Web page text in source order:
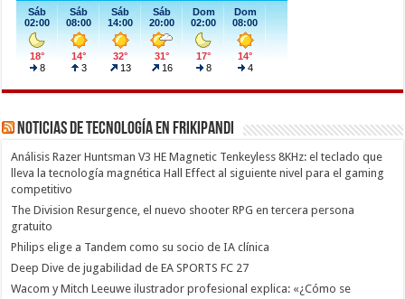
Noticias de Tecnología en Frikipandi
Análisis Razer Huntsman V3 HE Magnetic Tenkeyless 8KHz: el teclado que
lleva la tecnología magnética Hall Effect al siguiente nivel para el gaming
competitivo
The Division Resurgence, el nuevo shooter RPG en tercera persona
gratuito
Philips elige a Tandem como su socio de IA clínica
Deep Dive de jugabilidad de EA SPORTS FC 27
Wacom y Mitch Leeuwe ilustrador profesional explica: «¿Cómo se